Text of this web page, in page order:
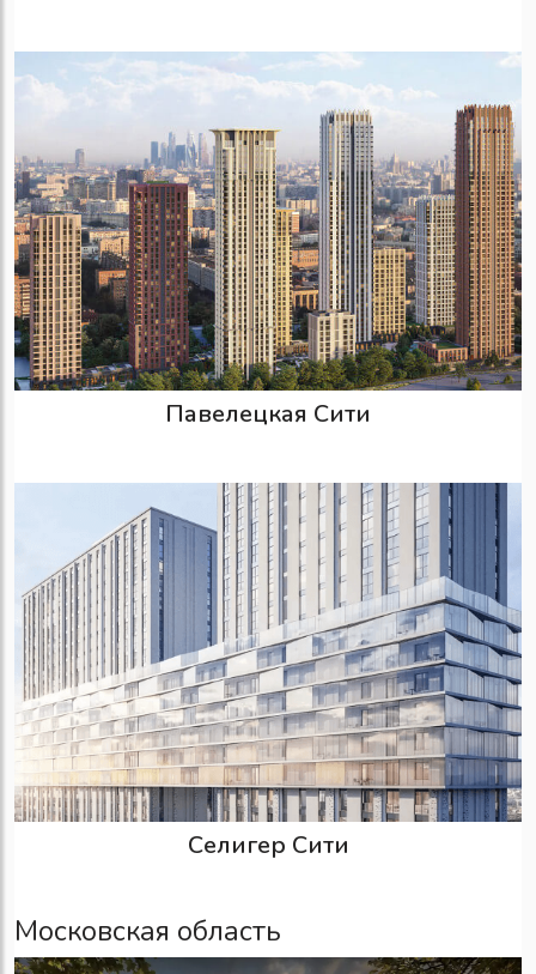
Павелецкая Сити
Селигер Сити
Московская область